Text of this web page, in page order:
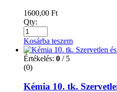
1600,00 Ft
Qty:
Kosárba teszem
Értékelés: 0 / 5
(0)
Kémia 10. tk.